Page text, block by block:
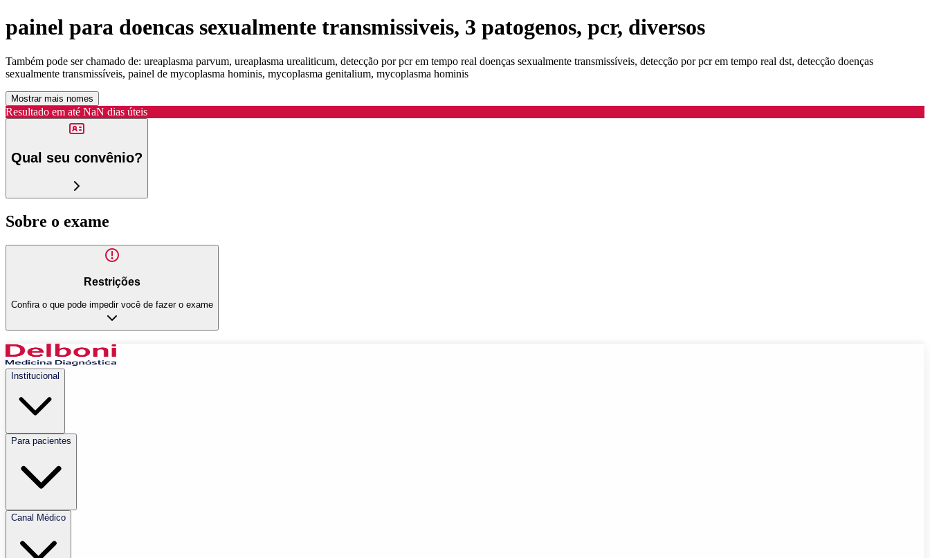
painel para doencas sexualmente transmissiveis, 3 patogenos, pcr, diversos
Também pode ser chamado de: ureaplasma parvum, ureaplasma urealiticum, detecção por pcr em tempo real doenças sexualmente transmissíveis, detecção por pcr em tempo real dst, detecção doenças
sexualmente transmissíveis, painel de mycoplasma hominis, mycoplasma genitalium, mycoplasma hominis
Mostrar mais nomes
Resultado em até NaN dias úteis
Qual seu convênio?
Sobre o exame
Restrições
Confira o que pode impedir você de fazer o exame
Institucional
Para pacientes
Canal Médico